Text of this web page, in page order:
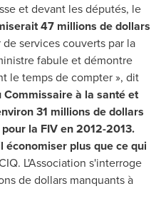
et devant les députés, le
47 millions de dollars
services couverts par la
fabule et démontre
le temps de compter », dit
Commissaire à la santé et
31 millions de dollars
la FIV en 2012-2013.
plus que ce qui
L'Association s'interroge
de dollars manquants à